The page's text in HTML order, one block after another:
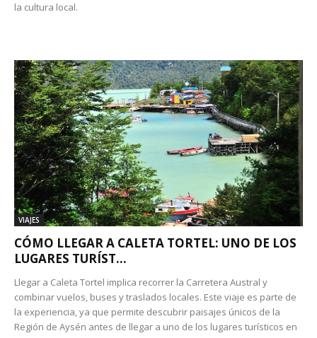
la cultura local.
VIAJES
CÓMO LLEGAR A CALETA TORTEL: UNO DE LOS
LUGARES TURÍST...
Llegar a Caleta Tortel implica recorrer la Carretera Austral y
combinar vuelos, buses y traslados locales. Este viaje es parte de
la experiencia, ya que permite descubrir paisajes únicos de la
Región de Aysén antes de llegar a uno de los lugares turísticos en